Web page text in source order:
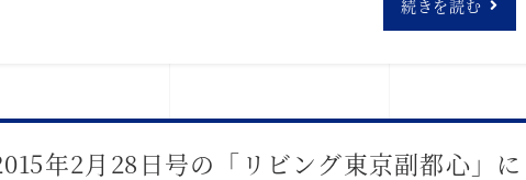
続きを読む
年2月28日号の「リビング東京副都心」に